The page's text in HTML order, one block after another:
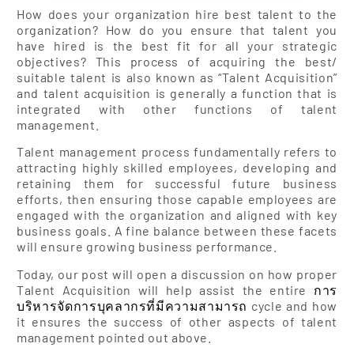
How does your organization hire best talent to the
organization? How do you ensure that talent you
have hired is the best fit for all your strategic
objectives? This process of acquiring the best/
suitable talent is also known as “Talent Acquisition”
and talent acquisition is generally a function that is
integrated with other functions of talent
management.
Talent management process fundamentally refers to
attracting highly skilled employees, developing and
retaining them for successful future business
efforts, then ensuring those capable employees are
engaged with the organization and aligned with key
business goals. A fine balance between these facets
will ensure growing business performance.
Today, our post will open a discussion on how proper
Talent Acquisition will help assist the entire การ
บริหารจัดการบุคลากรที่มีความสามารถ cycle and how
it ensures the success of other aspects of talent
management pointed out above.